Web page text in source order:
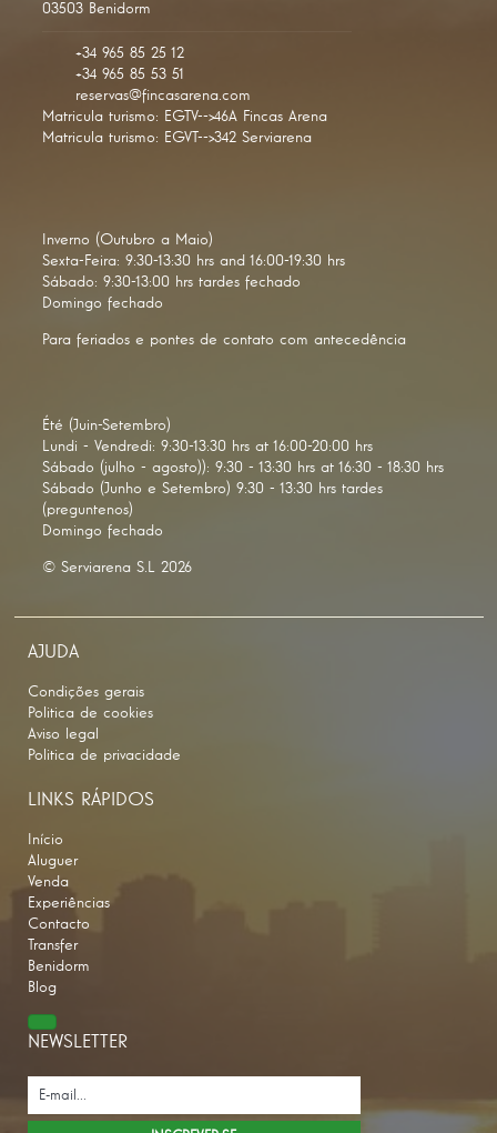
03503 Benidorm
+34 965 85 25 12
+34 965 85 53 51
reservas@fincasarena.com
Matricula turismo: EGTV-->46A Fincas Arena
Matricula turismo: EGVT-->342 Serviarena
Inverno (Outubro a Maio)
Sexta-Feira: 9:30-13:30 hrs and 16:00-19:30 hrs
Sábado: 9:30-13:00 hrs tardes fechado
Domingo fechado
Para feriados e pontes de contato com antecedência
Été (Juin-Setembro)
Lundi - Vendredi: 9:30-13:30 hrs at 16:00-20:00 hrs
Sábado (julho - agosto)): 9:30 - 13:30 hrs at 16:30 - 18:30 hrs
Sábado (Junho e Setembro) 9:30 - 13:30 hrs tardes
(preguntenos)
Domingo fechado
© Serviarena S.L 2026
AJUDA
Condições gerais
Politica de cookies
Aviso legal
Politica de privacidade
LINKS RÁPIDOS
Início
Aluguer
Venda
Experiências
Contacto
Transfer
Benidorm
Blog
NEWSLETTER